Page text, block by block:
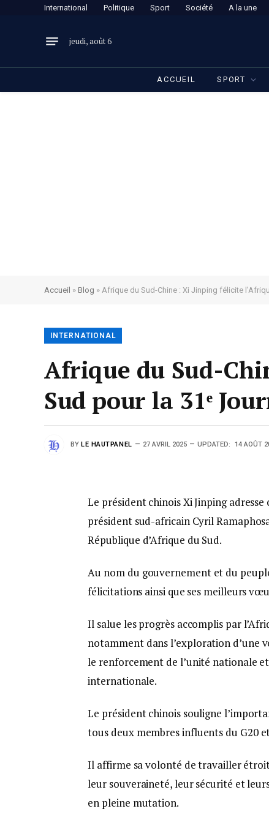
International Politique Sport Société A la une
jeudi, août 6
ACCUEIL SPORT
Accueil » Blog » Afrique du Sud-Chine : Xi Jinping félicite
INTERNATIONAL
Afrique du Sud-
Sud pour la 31ᵉ
BY LE HAUTPANEL 27 AVRIL 2025 UPDATED: 14 AOÛT
Le président chinois Xi Jinping
président sud-africain Cyril
République d’Afrique du Sud.
Au nom du gouvernement et du
félicitations ainsi que ses meilleurs
Il salue les progrès accomplis par
notamment dans l’exploration d’une
le renforcement de l’unité nationale
internationale.
Le président chinois souligne
tous deux membres influents du G20
Il affirme sa volonté de travailler
leur souveraineté, leur sécurité et
en pleine mutation.